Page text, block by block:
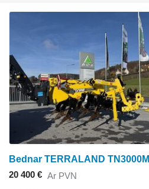
Bednar TERRALAND TN3000M
20 400 € Ar PVN